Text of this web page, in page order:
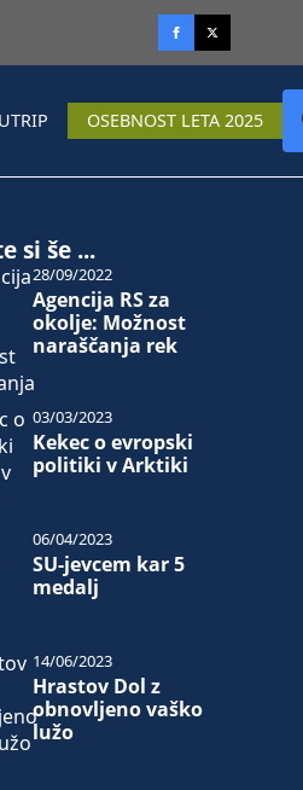
OSEBNOST LETA 2025
si še ...
Agencija RS za
okolje: Možnost
naraščanja rek
28/09/2022
Kekec o evropski
politiki v Arktiki
03/03/2023
SU-jevcem kar 5
medalj
06/04/2023
Hrastov Dol z
obnovljeno vaško
lužo
14/06/2023